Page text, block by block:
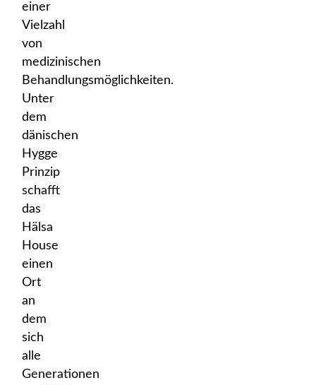
einer
Vielzahl
von
medizinischen
Behandlungsmöglichkeiten.
Unter
dem
dänischen
Hygge
Prinzip
schafft
das
Hälsa
House
einen
Ort
an
dem
sich
alle
Generationen